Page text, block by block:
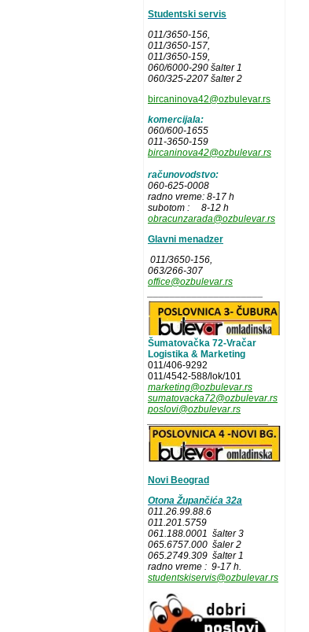
Studentski servis
011/3650-156,
011/3650-157,
011/3650-159,
060/6000-290 šalter 1
060/325-2207 šalter 2
bircaninova42@ozbulevar.rs
komercijala:
060/600-1655
011-3650-159
bircaninova42@ozbulevar.rs
računovodstvo:
060-625-0008
radno vreme: 8-17 h
subotom : 8-12 h
obracunzarada@ozbulevar.rs
Glavni menadzer
011/3650-156,
063/266-307
office@ozbulevar.rs
Šumatovačka 72-Vračar
Logistika & Marketing
011/406-9292
011/4542-588/lok/101
marketing@ozbulevar.rs
sumatovacka72@ozbulevar.rs
poslovi@ozbulevar.rs
Novi Beograd
Otona Župančića 32a
011.26.99.88.6
011.201.5759
061.188.0001 šalter 3
065.6757.000 šaler 2
065.2749.309 šalter 1
radno vreme : 9-17 h.
studentskiservis@ozbulevar.rs